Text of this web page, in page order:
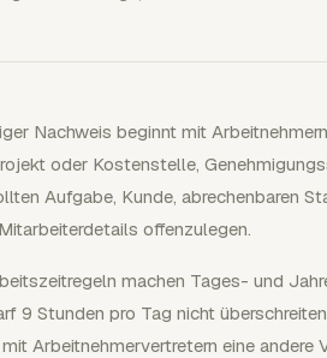
Nachweis beginnt mit
oder Kostenstelle,
Aufgabe, Kunde, abrechenbaren
offenzulegen.
machen Tages- und
9 Stunden pro Tag nicht
mit Arbeitnehmervertretern eine